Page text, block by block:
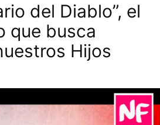
del Diablo”, el
que busca
Hijos